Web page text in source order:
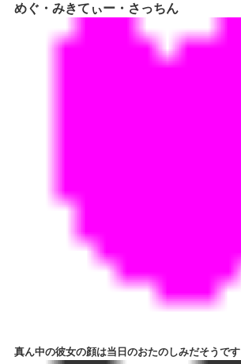
めぐ・みきてぃー・さっちん
真ん中の彼女の顔は当日のおたのしみだそうです